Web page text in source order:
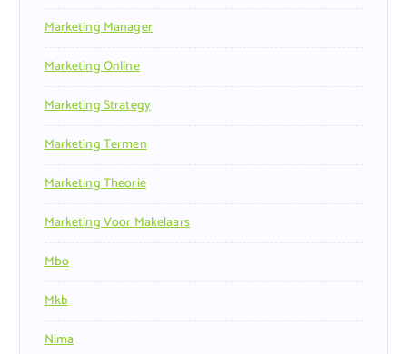
Marketing Manager
Marketing Online
Marketing Strategy
Marketing Termen
Marketing Theorie
Marketing Voor Makelaars
Mbo
Mkb
Nima